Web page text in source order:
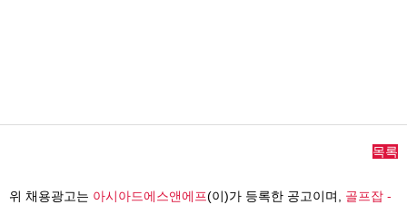
목록
위 채용광고는 아시아드에스앤에프(이)가 등록한 공고이며, 골프잡 -